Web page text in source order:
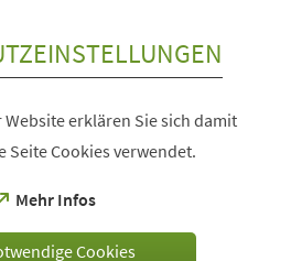
erklären Sie sich damit
Seite Cookies verwendet.
Mehr Infos
Cookies